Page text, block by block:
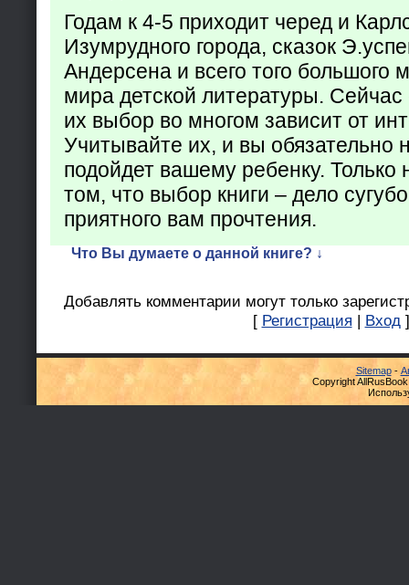
Годам к 4-5 приходит черед и
Изумрудного города, сказок
Андерсена и всего того большого
мира детской литературы. Сейчас
их выбор во многом зависит от
Учитывайте их, и вы обязательно
подойдет вашему ребенку. Только
том, что выбор книги – дело
приятного вам прочтения.
Что Вы думаете о данной книге? ↓
Добавлять комментарии могут только
[ Регистрация | Вход ]
Sitemap-
Copyright